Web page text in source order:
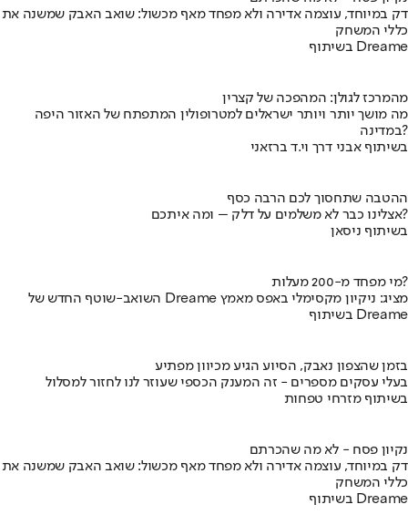
דק במיוחד, עוצמה אדירה ולא מפחד מאף מכשול: שואב האבק שמשנה את
כללי המשחק
בשיתוף Dreame
מהמרכז לגולן: המהפכה של קצרין
מה מושך יותר ויותר ישראלים למטרופולין המתפתח של האזור היפה
במדינה?
בשיתוף אבני דרך וי.ד ברזאני
ההטבה שתחסוך לכם הרבה כסף
אצלינו כבר לא משלמים על דלק – ומה איתכם?
בשיתוף ניסאן
מי מפחד מ-200 מעלות?
השואב-שוטף החדש של Dreame מציג: ניקיון מקסימלי באפס מאמץ
בשיתוף Dreame
בזמן שהצפון נאבק, הסיוע הגיע מכיוון מפתיע
בעלי עסקים מספרים - זה המענק הכספי שעוזר לנו לחזור למסלול
בשיתוף מזרחי טפחות
נקיון פסח - לא מה שהכרתם
דק במיוחד, עוצמה אדירה ולא מפחד מאף מכשול: שואב האבק שמשנה את
כללי המשחק
בשיתוף Dreame